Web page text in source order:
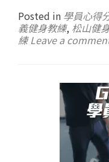
Posted in 學員心得
義健身教練, 松山健
練 Leave a